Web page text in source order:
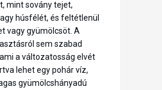
mint sovány tejet,
húsfélét, és feltétlenül
vagy gyümölcsöt. A
sem szabad
a változatosság elvét
lehet egy pohár víz,
gyümölcshányadú